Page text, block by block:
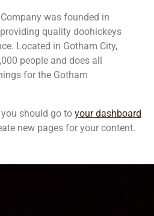
was founded in
quality doohickeys
Located in Gotham City,
people and does all
for the Gotham
you should go to your dashboard
new pages for your content.